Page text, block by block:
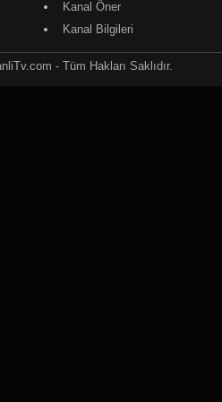
Kanal Öner
Kanal Bilgileri
- Tüm Hakları Saklıdır.